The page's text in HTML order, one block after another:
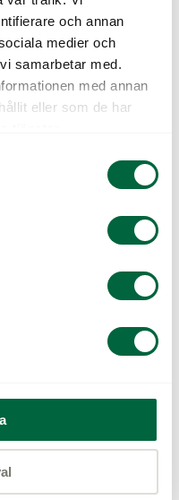
och annan
medier och
samarbetar med.
med annan
eller som de har
nästan alla
sig därför bra
brytningsfel eller
ögon. Det kan
vänja sig vid
som används
och har klar
butiker. Det
själv bestämma
i just deras butik.